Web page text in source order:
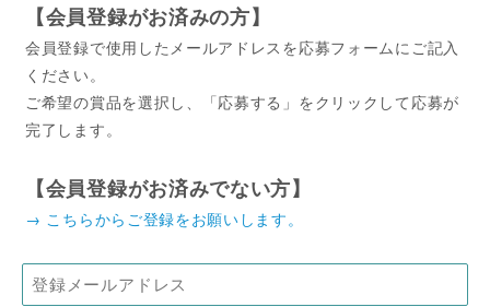
【会員登録がお済みの方】
会員登録で使用したメールアドレスを応募フォームにご記入
ください。
ご希望の賞品を選択し、「応募する」をクリックして応募が
完了します。
【会員登録がお済みでない方】
→ こちらからご登録をお願いします。